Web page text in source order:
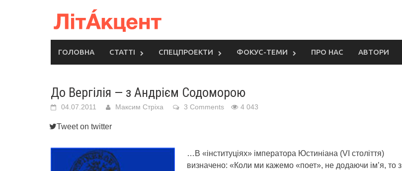
ГОЛОВНА СТАТТІ СПЕЦПРОЕКТИ ФОКУС-ТЕМИ ПРО НАС АВТОРИ
До Вергілія — з Андрієм Содоморою
04.07.2011 Максим Стріха 3 Comments 4 043
Tweet on twitter
…В «інституціях» імператора Юстиніана (VI століття)
визначено: «Коли ми кажемо «поет», не додаючи ім’я, то з